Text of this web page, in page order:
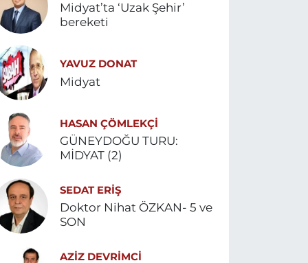
Midyat’ta ‘Uzak Şehir’
bereketi
YAVUZ DONAT
Midyat
HASAN ÇÖMLEKÇİ
GÜNEYDOĞU TURU:
MİDYAT (2)
SEDAT ERİŞ
Doktor Nihat ÖZKAN- 5 ve
SON
AZIZ DEVRIMCI